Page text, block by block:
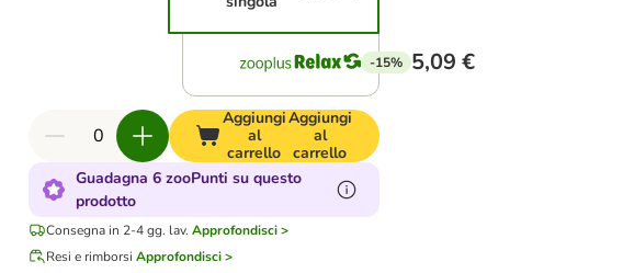
-15% 5,09 €
Aggiungi
al
carrello
Aggiungi
al
carrello
Guadagna 6 zooPunti su questo
prodotto
Consegna in 2-4 gg. lav. Approfondisci >
Resi e rimborsi Approfondisci >